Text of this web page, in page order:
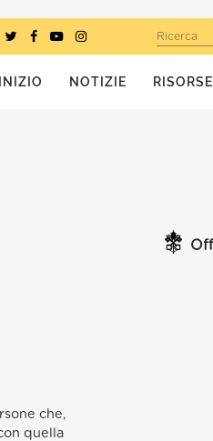
Ricerca
INIZIO NOTIZIE RISORSE
che,
quella